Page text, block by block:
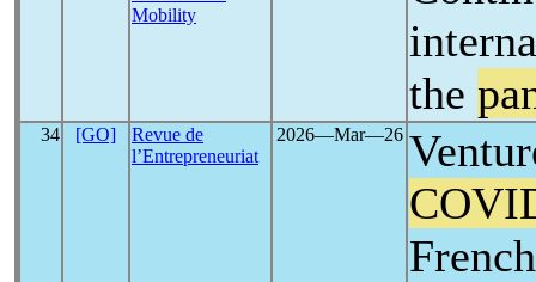
Mobility
the
34 [GO]
Revue de
l’Entrepreneuriat
2026―Mar―26